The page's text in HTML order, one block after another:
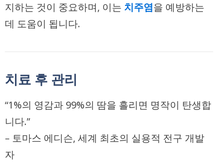
지하는 것이 중요하며, 이는 치주염을 예방하는
데 도움이 됩니다.
치료 후 관리
“1%의 영감과 99%의 땀을 흘리면 명작이 탄생합
니다.”
– 토마스 에디슨, 세계 최초의 실용적 전구 개발
자